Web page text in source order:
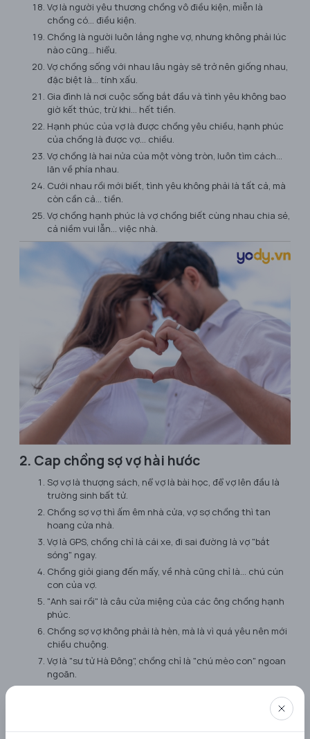
Vợ là người yêu thương chồng vô điều kiện, miễn là
chồng có... điều kiện.
Chồng là người luôn lắng nghe vợ, nhưng không phải lúc
nào cũng... hiểu.
Vợ chồng sống với nhau lâu ngày sẽ trở nên giống nhau,
đặc biệt là... tính xấu.
Gia đình là nơi cuộc sống bắt đầu và tình yêu không bao
giờ kết thúc, trừ khi... hết tiền.
Hạnh phúc của vợ là được chồng yêu chiều, hạnh phúc
của chồng là được vợ... chiều.
Vợ chồng là hai nửa của một vòng tròn, luôn tìm cách...
lăn về phía nhau.
Cưới nhau rồi mới biết, tình yêu không phải là tất cả, mà
còn cần cả... tiền.
Vợ chồng hạnh phúc là vợ chồng biết cùng nhau chia sẻ,
cả niềm vui lẫn... việc nhà.
2. Cap chồng sợ vợ hài hước
Sợ vợ là thượng sách, nể vợ là bài học, để vợ lên đầu là
trường sinh bất tử.
Chồng sợ vợ thì ấm êm nhà cửa, vợ sợ chồng thì tan
hoang cửa nhà.
Vợ là GPS, chồng chỉ là cái xe, đi sai đường là vợ "bắt
sóng" ngay.
Chồng giỏi giang đến mấy, về nhà cũng chỉ là... chú cún
con của vợ.
"Anh sai rồi" là câu cửa miệng của các ông chồng hạnh
phúc.
Chồng sợ vợ không phải là hèn, mà là vì quá yêu nên mới
chiều chuộng.
Vợ là "sư tử Hà Đông", chồng chỉ là "chú mèo con" ngoan
ngoãn.
Chồng là "bảo hiểm nhân thọ" của vợ, vợ là "bảo hiểm xã